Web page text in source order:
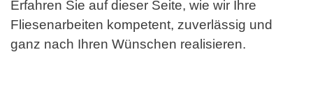
Erfahren Sie auf dieser Seite, wie wir Ihre
Fliesenarbeiten kompetent, zuverlässig und
ganz nach Ihren Wünschen realisieren.